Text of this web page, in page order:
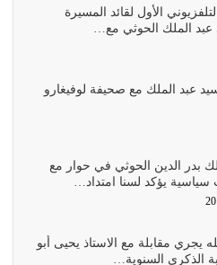
عن كتاب الله والتعدي
عن ذكر الله وعن هدى الله
ولاءً وطاعة للشيطان كلما كانوا
بالحياة الأبدية والرزق
الأول لقائد المسيرة
عبد الملك الحوثي مع…
عبد الملك مع صحيفة لوفيغارو
بدر الدين الحوثي في حوار مع
سياسية يؤكد لسنا امتداد…
يجري مقابلة مع الاستاذ يحيى أبو
الذكرى السنوية…